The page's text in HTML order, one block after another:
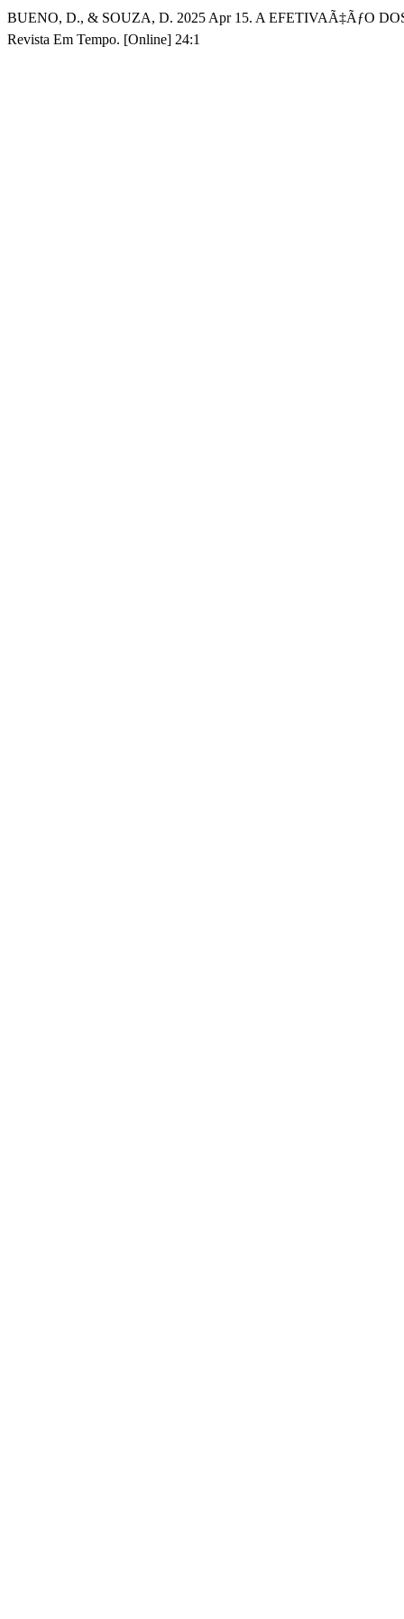
BUENO, D., & SOUZA, D. 2025 Apr 15. A EFETIVAÃ‡ÃƒO
Revista Em Tempo. [Online] 24:1